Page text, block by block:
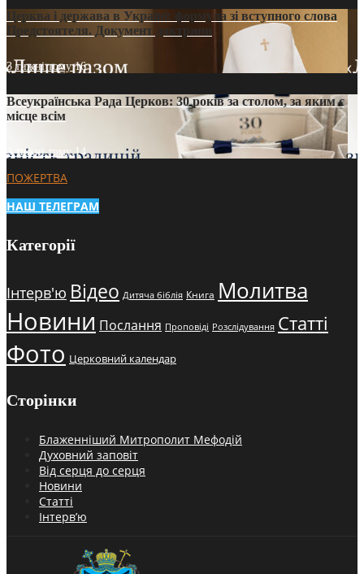
Церква і держава в Україні: формула зі вступного слова
Предстоятеля. Документ доктрини
3 тижні тому16
Всеукраїнська Рада Церков: 30 років за столом, за яким є
місце всім
3 тижні тому14
ПОЖЕРТВА
НАШ ТЕЛЕГРАМ
Категорії
Інтерв'ю Відео Дитяча біблія Книга Молитва
Новини Послання Проповіді Розслідування Статті
Фото Церковний календар
Сторінки
Блаженніший Митрополит Мефодій
Духовний заповіт
Від серця до серця
Новини
Статті
Інтерв’ю